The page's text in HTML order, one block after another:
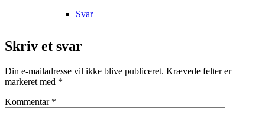
Svar
Skriv et svar
Din e-mailadresse vil ikke blive publiceret. Krævede felter er
markeret med *
Kommentar *